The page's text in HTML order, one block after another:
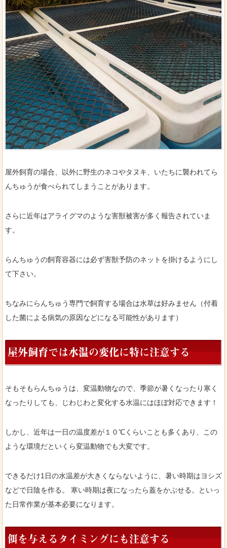
屋外飼育の場合、以外に野生のネコやタヌキ、いたちに襲われてら
んちゅうが食べられてしまうことがあります。
さらに近年はアライグマのような害獣被害が多く報告されていま
す。
らんちゅうの飼育容器には必ず害獣予防のネットを掛けるようにし
て下さい。
ちなみにらんちゅう専門で飼育する場合は水草は好みません（付着
した菌による病気の原因などになる可能性があります）
屋外飼育では水温の変化に特に注意する
そもそもらんちゅうは、変温動物なので、季節が暑くなったり寒く
なったりしても、じわじわと変化する水温にはほぼ対応できます！
しかし、近年は一日の温度差が１０℃くらいことも多くあり、この
ような環境だといくら変温動物でも大変です。
できるだけ1日の水温差が大きくならないように、暑い時期はヨシズ
などで日陰を作る。 寒い時期は夜になったら蓋をかぶせる。といっ
た日常作業が基本必要になります。
餌を与えるタイミングにも注意する